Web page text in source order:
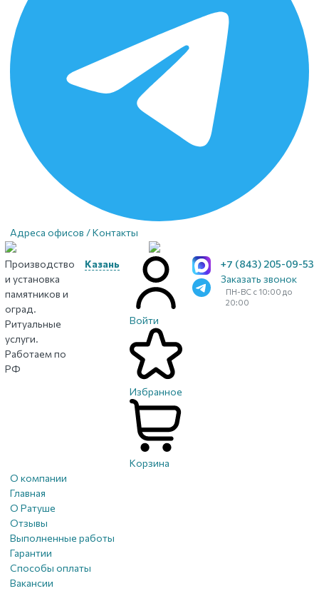
Адреса офисов / Контакты
Производство
и установка
памятников и
оград.
Ритуальные
услуги.
Работаем по
РФ
Казань
Войти
Избранное
Корзина
+7 (843) 205-09-53
Заказать звонок
ПН-ВС с 10:00 до
20:00
О компании
Главная
О Ратуше
Отзывы
Выполненные работы
Гарантии
Способы оплаты
Вакансии